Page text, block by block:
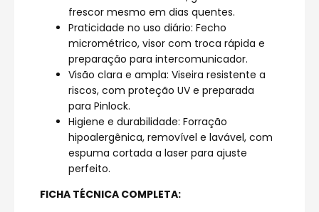
frescor mesmo em dias quentes.
Praticidade no uso diário: Fecho
micrométrico, visor com troca rápida e
preparação para intercomunicador.
Visão clara e ampla: Viseira resistente a
riscos, com proteção UV e preparada
para Pinlock.
Higiene e durabilidade: Forração
hipoalergênica, removível e lavável, com
espuma cortada a laser para ajuste
perfeito.
FICHA TÉCNICA COMPLETA: